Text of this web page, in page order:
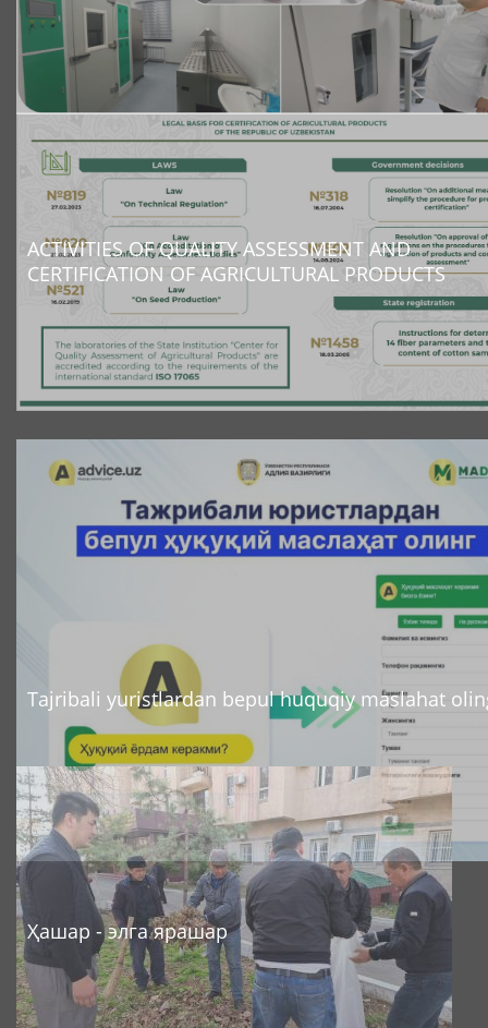
ACTIVITIES OF QUALITY ASSESSMENT AND
CERTIFICATION OF AGRICULTURAL PRODUCTS
Tajribali yuristlardan bepul huquqiy maslahat
Ҳашар - элга ярашар